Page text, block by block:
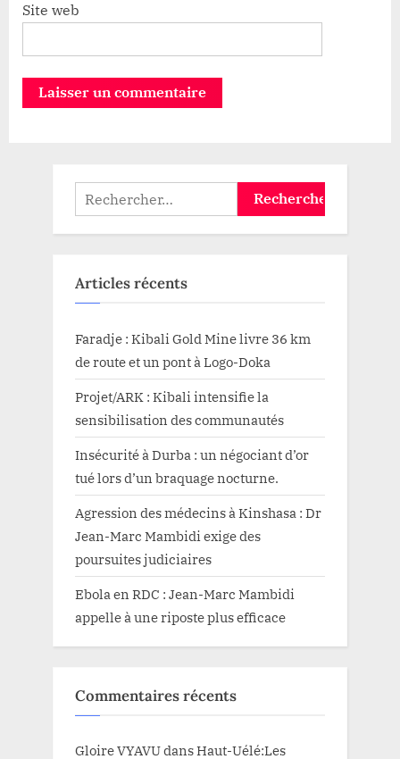
Site web
Rechercher :
Articles récents
Faradje : Kibali Gold Mine livre 36 km
de route et un pont à Logo-Doka
Projet/ARK : Kibali intensifie la
sensibilisation des communautés
Insécurité à Durba : un négociant d’or
tué lors d’un braquage nocturne.
Agression des médecins à Kinshasa : Dr
Jean-Marc Mambidi exige des
poursuites judiciaires
Ebola en RDC : Jean-Marc Mambidi
appelle à une riposte plus efficace
Commentaires récents
Gloire VYAVUdansHaut-Uélé:Les